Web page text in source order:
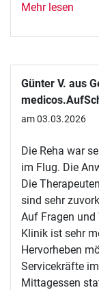
Mehr lesen
Günter V. aus
am 03.03.2026
Die Reha war
im Flug. Die
Die
sind sehr
Auf Fragen und
Klinik ist sehr
Hervorheben
Servicekräfte
Mittagessen